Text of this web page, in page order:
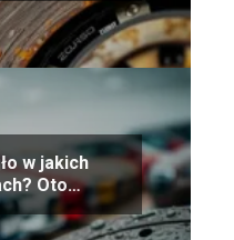
w jakich
Oto
modele